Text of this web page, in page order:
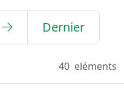
Dernier
40 eléments